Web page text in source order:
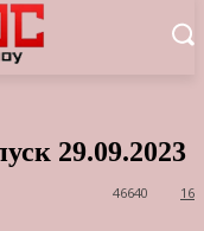
29.09.2023
16
46640